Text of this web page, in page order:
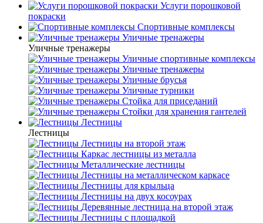
Услуги порошковой
покраски
Спортивные комплексы
Уличные тренажеры
Уличные тренажеры
Уличные спортивные комплексы
Уличные тренажеры
Уличные брусья
Уличные турники
Cтойка для приседаний
Стойки для хранения гантелей
Лестницы
Лестницы
Лестницы на второй этаж
Каркас лестницы из металла
Металлические лестницы
Лестницы на металлическом каркасе
Лестницы для крыльца
Лестницы на двух косоурах
Деревянные лестница на второй этаж
Лестницы с площадкой